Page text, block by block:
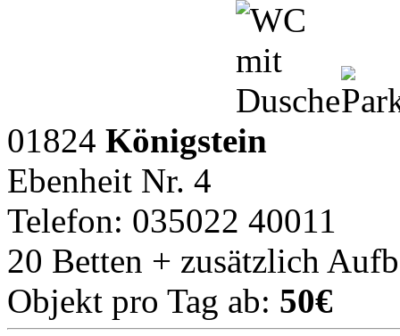
01824 Königstein
Ebenheit Nr. 4
Telefon: 035022 40011
20 Betten + zusätzlich
Objekt pro Tag ab: 50€